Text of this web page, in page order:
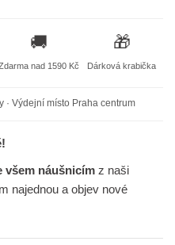
🚚
nad 1590 Kč
🎁
Dárková krabička
· Výdejní místo Praha centrum
všem náušnicímz naši
najednou a objev nové